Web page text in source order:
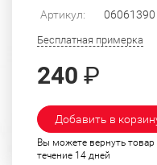
Артикул: 06061390
Бесплатная примерка
240 ₽
Добавить в
Вы можете вернуть
течение 14 дней